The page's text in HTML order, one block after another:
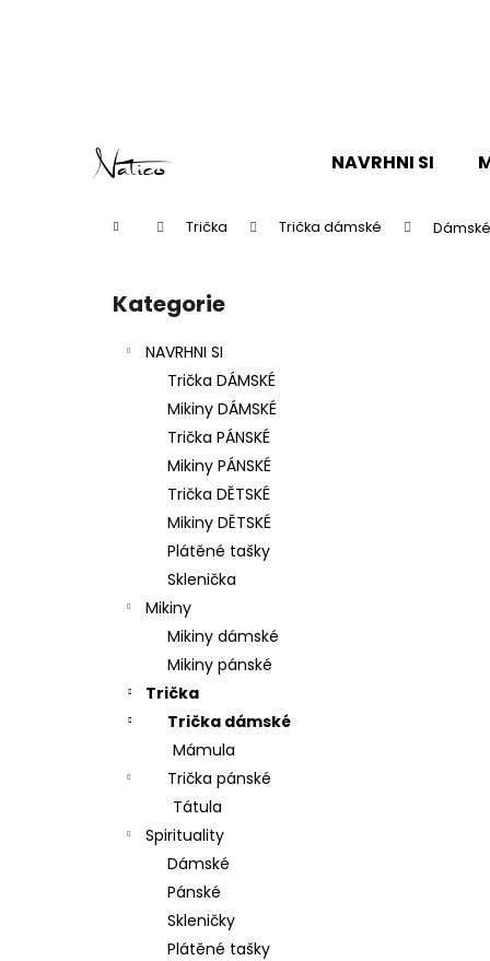
NAVRHNI SI
Domů Trička Trička dámské
Přeskočit
kategorie
Kategorie
NAVRHNI SI
Trička DÁMSKÉ
Mikiny DÁMSKÉ
Trička PÁNSKÉ
Mikiny PÁNSKÉ
Trička DĚTSKÉ
Mikiny DĚTSKÉ
Plátěné tašky
Sklenička
Mikiny
Mikiny dámské
Mikiny pánské
Trička
Trička dámské
Mámula
Trička pánské
Tátula
Spirituality
Dámské
Pánské
Skleničky
Plátěné tašky